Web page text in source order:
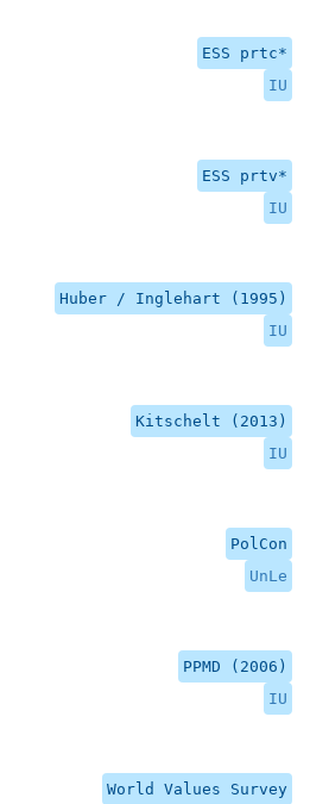
ESS prtc*
IU
ESS prtv*
IU
Huber / Inglehart (1995)
IU
Kitschelt (2013)
IU
PolCon
UnLe
PPMD (2006)
IU
World Values Survey